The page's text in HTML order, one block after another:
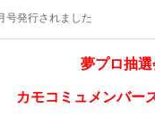
発行されました
夢プロ抽選
カモコミュメンバー